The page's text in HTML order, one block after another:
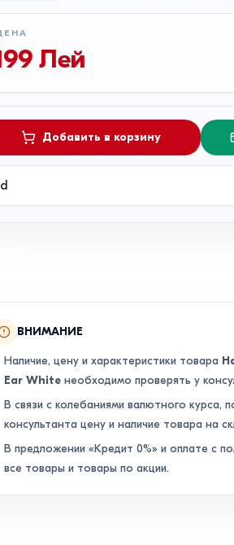
Лей
Добавить в корзину
ВНИМАНИЕ
Наличие, цену и характеристики товара
Ear White необходимо проверять у
В связи с колебаниями валютного курса,
консультанта цену и наличие товара на
В предложении «Кредит 0%» и оплате с
все товары и товары по акции.